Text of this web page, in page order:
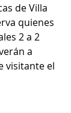
de Villa
quienes
2 a 2
a
visitante el